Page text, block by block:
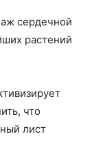
сердечной
растений
что
лист